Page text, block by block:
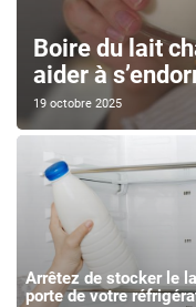
Boire du lait
aider à
19 octobre 2025
Arrêtez de stocker le
porte de votre